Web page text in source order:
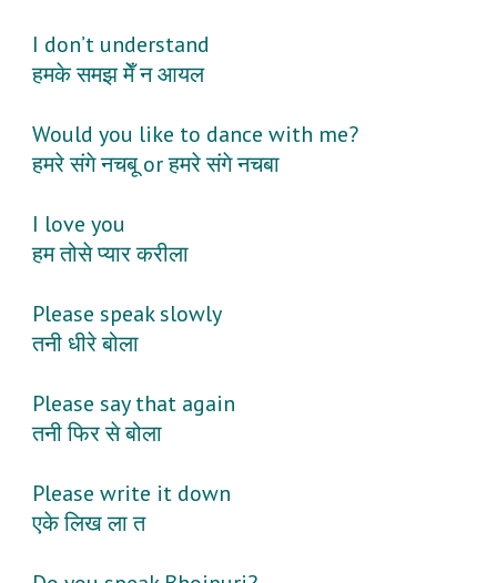
I don’t understand
हमके समझ मेँ न आयल
Would you like to dance with me?
हमरे संगे नचबू or हमरे संगे नचबा
I love you
हम तोसे प्यार करीला
Please speak slowly
तनी धीरे बोला
Please say that again
तनी फिर से बोला
Please write it down
एके लिख ला त